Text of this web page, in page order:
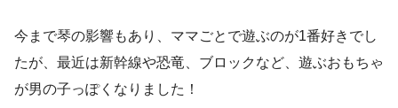
今まで琴の影響もあり、ママごとで遊ぶのが1番好きでし
たが、最近は新幹線や恐竜、ブロックなど、遊ぶおもちゃ
が男の子っぽくなりました！